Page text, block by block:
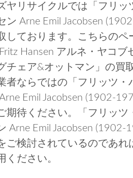
ヤリサイクルでは「フリッ
ン Arne Emil Jacobsen
しております。こちらの
Hansen アルネ・ヤコブ
チェア&オットマン」の買
者ならではの「フリッツ・
Emil Jacobsen (1902-
期待ください。「フリッツ
Arne Emil Jacobsen
ご検討されているのであ
ください。